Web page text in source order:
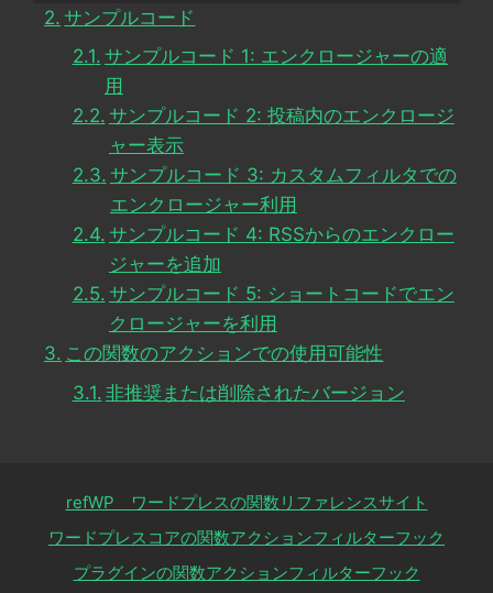
サンプルコード
サンプルコード 1: エンクロージャーの適
用
サンプルコード 2: 投稿内のエンクロージ
ャー表示
サンプルコード 3: カスタムフィルタでの
エンクロージャー利用
サンプルコード 4: RSSからのエンクロー
ジャーを追加
サンプルコード 5: ショートコードでエン
クロージャーを利用
この関数のアクションでの使用可能性
非推奨または削除されたバージョン
refWP ワードプレスの関数リファレンスサイト
ワードプレスコアの関数アクションフィルターフック
プラグインの関数アクションフィルターフック